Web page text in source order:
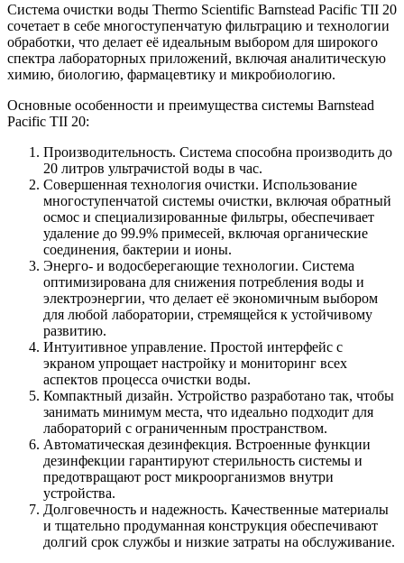
Система очистки воды Thermo Scientific Barnstead Pacific TII 20
сочетает в себе многоступенчатую фильтрацию и технологии
обработки, что делает её идеальным выбором для широкого
спектра лабораторных приложений, включая аналитическую
химию, биологию, фармацевтику и микробиологию.
Основные особенности и преимущества системы Barnstead
Pacific TII 20:
Производительность. Система способна производить до
20 литров ультрачистой воды в час.
Совершенная технология очистки. Использование
многоступенчатой системы очистки, включая обратный
осмос и специализированные фильтры, обеспечивает
удаление до 99.9% примесей, включая органические
соединения, бактерии и ионы.
Энерго- и водосберегающие технологии. Система
оптимизирована для снижения потребления воды и
электроэнергии, что делает её экономичным выбором
для любой лаборатории, стремящейся к устойчивому
развитию.
Интуитивное управление. Простой интерфейс с
экраном упрощает настройку и мониторинг всех
аспектов процесса очистки воды.
Компактный дизайн. Устройство разработано так, чтобы
занимать минимум места, что идеально подходит для
лабораторий с ограниченным пространством.
Автоматическая дезинфекция. Встроенные функции
дезинфекции гарантируют стерильность системы и
предотвращают рост микроорганизмов внутри
устройства.
Долговечность и надежность. Качественные материалы
и тщательно продуманная конструкция обеспечивают
долгий срок службы и низкие затраты на обслуживание.